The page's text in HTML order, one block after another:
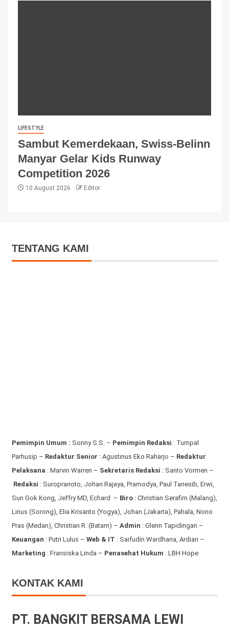
LIFESTYLE
Sambut Kemerdekaan, Swiss-Belinn
Manyar Gelar Kids Runway
Competition 2026
10 August 2026 Editor
TENTANG KAMI
Pemimpin Umum : Sonny S.S. – Pemimpin Redaksi : Tumpal
Parhusip – Redaktur Senior : Agustinus Eko Raharjo – Redaktur
Pelaksana : Marvin Warren – Sekretaris Redaksi : Santo Vormen –
Redaksi : Suropranoto, Johan Rajaya, Pramodya, Paul Tanesib, Erwi,
Sun Gok Kong, Jeffry MD, Echard – Biro: Christian Serafim (Malang),
Linus (Sorong), Elia Krisanto (Yogya), Johan (Jakarta), Pahala, Nono
Pras (Medan), Christian R. (Batam) – Admin : Glenn Tapidingan –
Keuangan : Putri Lulus – Web & IT : Saifudin Wardhana, Ardian –
Marketing : Fransiska Linda – Penasehat Hukum : LBH Hope
KONTAK KAMI
PT. BANGKIT BERSAMA LEWI